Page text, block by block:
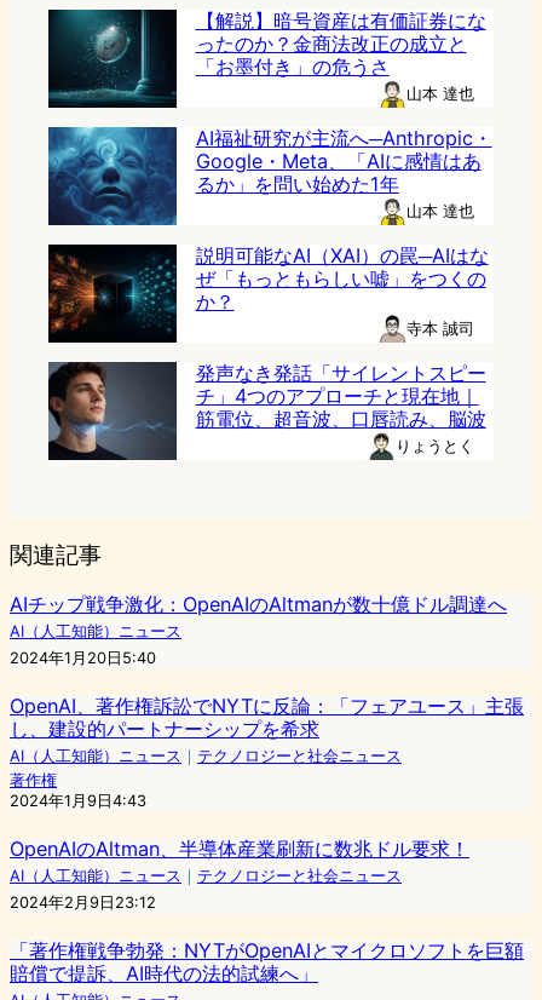
【解説】暗号資産は有価証券にな
ったのか？金商法改正の成立と
「お墨付き」の危うさ
山本 達也
AI福祉研究が主流へ─Anthropic・
Google・Meta、「AIに感情はあ
るか」を問い始めた1年
山本 達也
説明可能なAI（XAI）の罠─AIはな
ぜ「もっともらしい嘘」をつくの
か？
寺本 誠司
発声なき発話「サイレントスピー
チ」4つのアプローチと現在地｜
筋電位、超音波、口唇読み、脳波
りょうとく
関連記事
AIチップ戦争激化：OpenAIのAltmanが数十億ドル調達へ
AI（人工知能）ニュース
2024年1月20日5:40
OpenAI、著作権訴訟でNYTに反論：「フェアユース」主張
し、建設的パートナーシップを希求
AI（人工知能）ニュース ｜ テクノロジーと社会ニュース
著作権
2024年1月9日4:43
OpenAIのAltman、半導体産業刷新に数兆ドル要求！
AI（人工知能）ニュース ｜ テクノロジーと社会ニュース
2024年2月9日23:12
「著作権戦争勃発：NYTがOpenAIとマイクロソフトを巨額
賠償で提訴、AI時代の法的試練へ」